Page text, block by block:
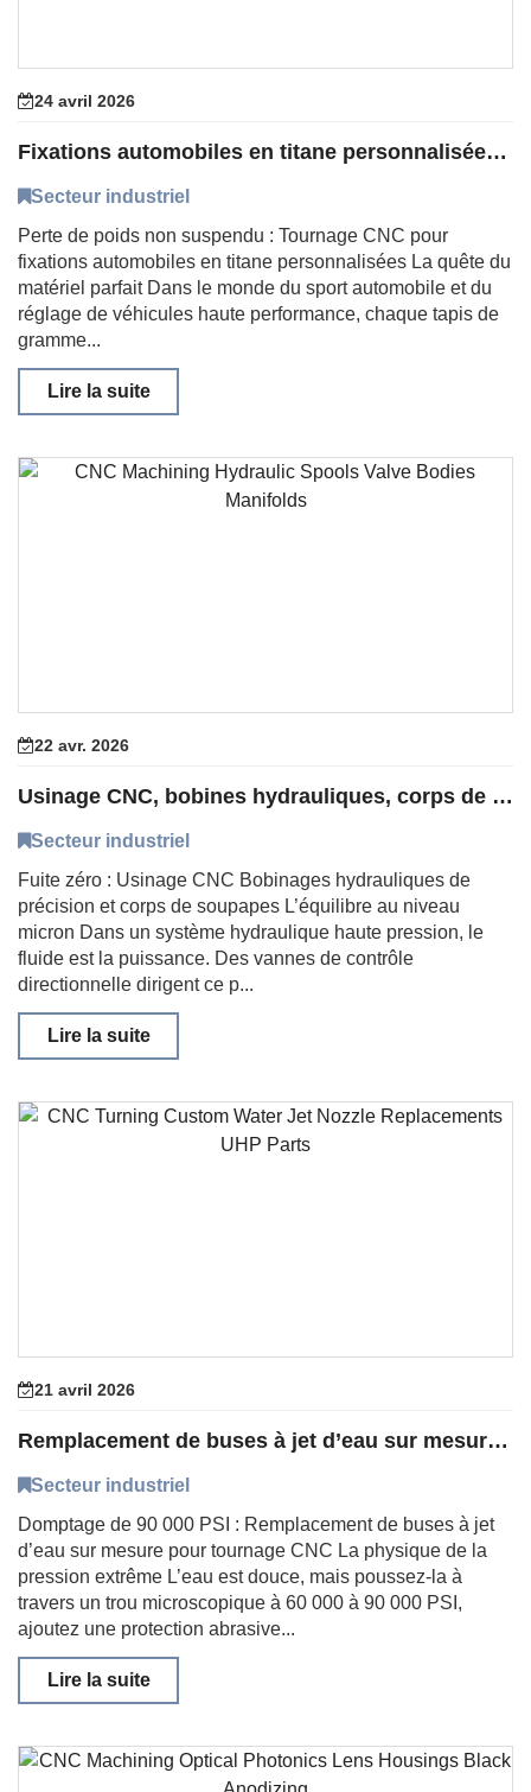
24 avril 2026
Fixations automobiles en titane personnalisées pour écrous de tournage CNC
Secteur industriel
Perte de poids non suspendu : Tournage CNC pour
fixations automobiles en titane personnalisées La quête du
matériel parfait Dans le monde du sport automobile et du
réglage de véhicules haute performance, chaque tapis de
gramme...
Lire la suite
22 avr. 2026
Usinage CNC, bobines hydrauliques, corps de soupapes, collecteurs
Secteur industriel
Fuite zéro : Usinage CNC Bobinages hydrauliques de
précision et corps de soupapes L’équilibre au niveau
micron Dans un système hydraulique haute pression, le
fluide est la puissance. Des vannes de contrôle
directionnelle dirigent ce p...
Lire la suite
21 avril 2026
Remplacement de buses à jet d’eau sur mesure pour tournage CNC
Secteur industriel
Domptage de 90 000 PSI : Remplacement de buses à jet
d’eau sur mesure pour tournage CNC La physique de la
pression extrême L’eau est douce, mais poussez-la à
travers un trou microscopique à 60 000 à 90 000 PSI,
ajoutez une protection abrasive...
Lire la suite